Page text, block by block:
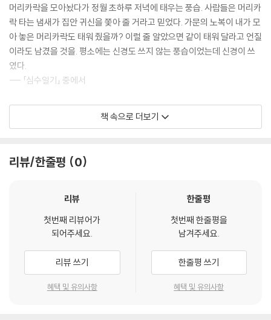
머리카락을 모아놨다가 정월 초하루 저녁에 태우는 풍습. 사람들은 머리카
락 타는 냄새가 집안 귀신을 쫓아 줄 거라고 믿었다. 가문의 노복이 내가 모
아 놓은 머리카락도 태워 줬을까? 이럴 줄 알았으면 같이 태워 달라고 언질
이라도 남겼을 것을. 평소에는 신경도 쓰지 않는 풍습이었는데 신경이 쓰
였다.
--- 「심수일기」 중에서
“김천자 선생은 예부터 청수산의 정기를 받아 감이 좋아서 신묘한 것들을
보았지. 많은 귀들이 도움을 좀 받기도 했고. 그러나 마냥 선한 것들만 있는
례식이라 조문객들을 위해 산양이 모든 문을 열어 놓았거든. 내일이 마침
로 올 조문객들 틈에 섞여 저런 것들이 종종 있을 테니 정신 똑바로 차려야
며느리가 죽었거든.”
--- 「할머니의 장례식」 중에서
우리는 할머니의 명령에 따라 소형 열기구처럼 생긴 물건을 들고 따라갔
지. 할머니는 그 소형 열기구가 바로 풍등으로, 자신의 고향에서는 귀신들
책 속으로 더보기
리뷰/한줄평 0
리뷰
첫번째 리뷰어가
되어주세요.
리뷰 쓰기
혜택 및 유의사항
한줄평
첫번째 한줄평을
남겨주세요.
한줄평 쓰기
혜택 및 유의사항